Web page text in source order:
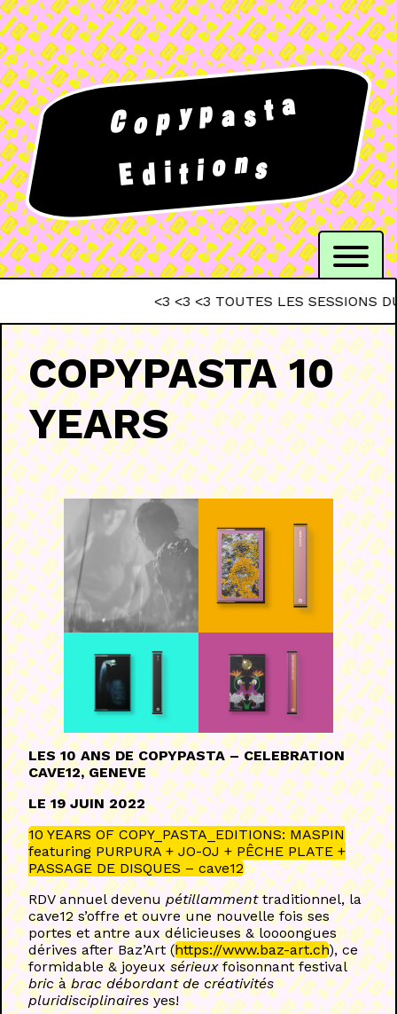
Co p yp a s t a
E d i t i o ns
<3 <3 <3 TOUTES LES SESSIONS DU
COPYPASTA 10
YEARS
LES 10 ANS DE COPYPASTA – CELEBRATION
CAVE12, GENEVE
LE 19 JUIN 2022
10 YEARS OF COPY_PASTA_EDITIONS: MASPIN
featuring PURPURA + JO-OJ + PÊCHE PLATE +
PASSAGE DE DISQUES – cave12
RDV annuel devenu pétillammenttraditionnel, la
cave12 s’offre et ouvre une nouvelle fois ses
portes et antre aux délicieuses & loooongues
dérives after Baz’Art (https://www.baz-art.ch), ce
formidable & joyeuxsérieuxfoisonnant festival
bricàbrac débordant de créativités
pluridisciplinairesyes!